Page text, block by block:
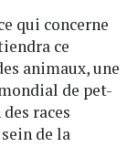
qui concerne
ce
animaux, une
de pet-
races
de la